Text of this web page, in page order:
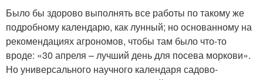
Было бы здорово выполнять все работы по такому же
подробному календарю, как лунный; но основанному на
рекомендациях агрономов, чтобы там было что-то
вроде: «30 апреля – лучший день для посева моркови».
Но универсального научного календаря садово-